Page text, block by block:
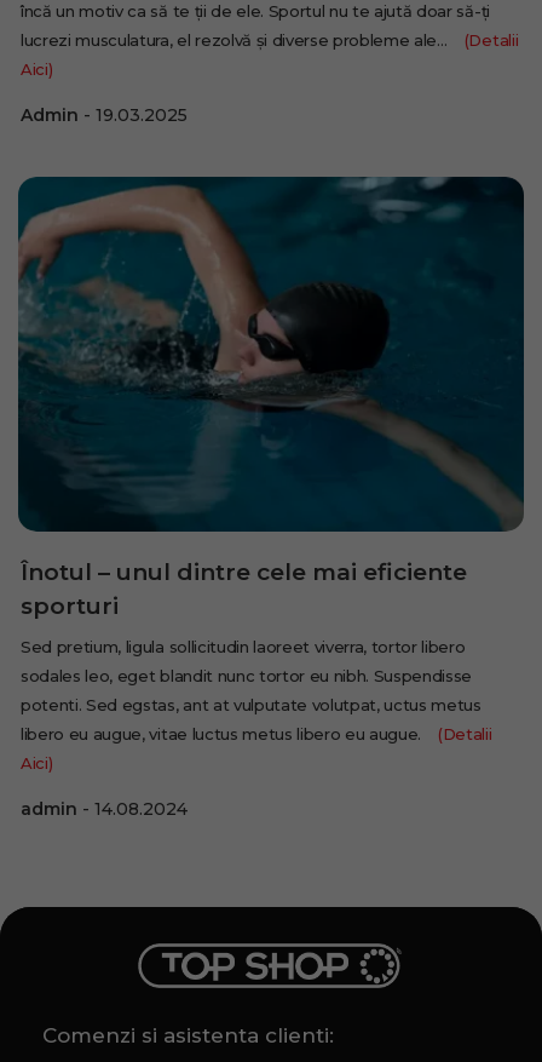
încă un motiv ca să te ții de ele. Sportul nu te ajută doar să-ți
lucrezi musculatura, el rezolvă și diverse probleme ale…
(Detalii
Aici)
Admin 19.03.2025
Înotul – unul dintre cele mai eficiente
sporturi
Sed pretium, ligula sollicitudin laoreet viverra, tortor libero
sodales leo, eget blandit nunc tortor eu nibh. Suspendisse
potenti. Sed egstas, ant at vulputate volutpat, uctus metus
libero eu augue, vitae luctus metus libero eu augue.
(Detalii
Aici)
admin 14.08.2024
Comenzi si asistenta clienti: